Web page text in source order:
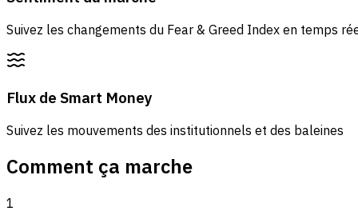
Suivez les changements du Fear & Greed Index en temps
Flux de Smart Money
Suivez les mouvements des institutionnels et des baleines
Comment ça marche
1